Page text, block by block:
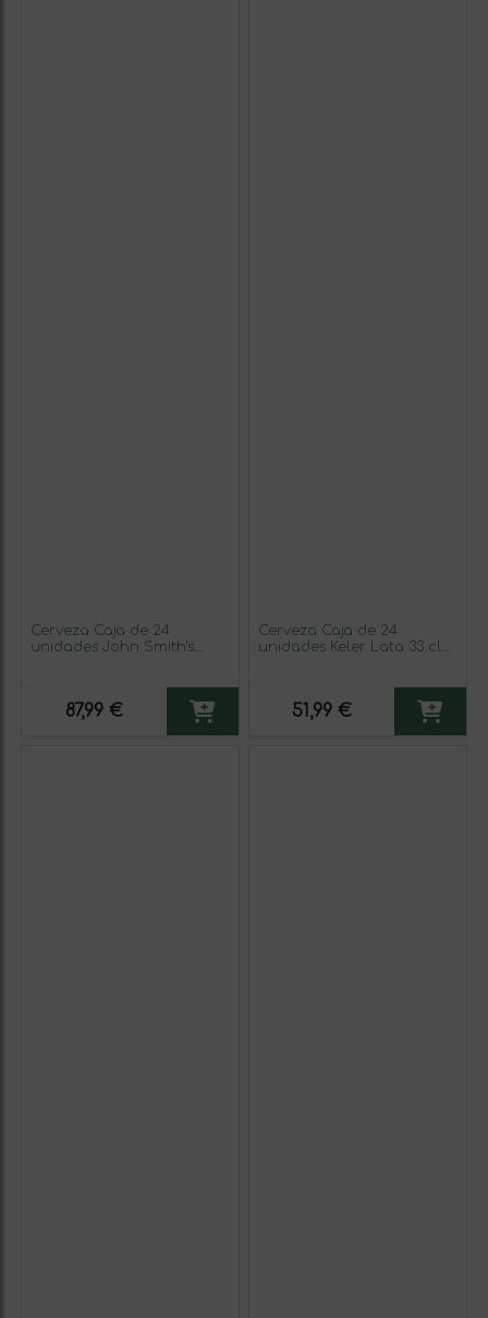
Cerveza Caja de 24
unidades John Smith's
87,99 €
Cerveza Caja de 24
unidades Keler Lata 33 cl
51,99 €